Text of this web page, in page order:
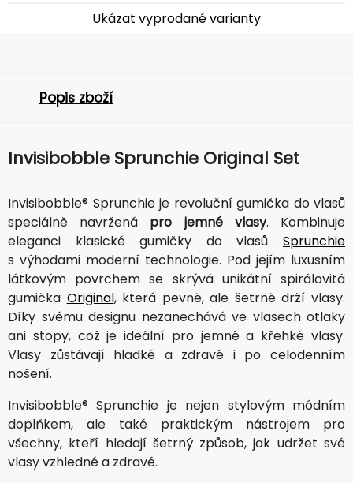
Ukázat vyprodané varianty
Popis zboží
Invisibobble Sprunchie Original Set
Invisibobble® Sprunchie je revoluční gumička do vlasů
speciálně navržená pro jemné vlasy. Kombinuje
eleganci klasické gumičky do vlasů Sprunchie
s výhodami moderní technologie. Pod jejím luxusním
látkovým povrchem se skrývá unikátní spirálovitá
gumička Original, která pevně, ale šetrně drží vlasy.
Díky svému designu nezanechává ve vlasech otlaky
ani stopy, což je ideální pro jemné a křehké vlasy.
Vlasy zůstávají hladké a zdravé i po celodenním
nošení.
Invisibobble® Sprunchie je nejen stylovým módním
doplňkem, ale také praktickým nástrojem pro
všechny, kteří hledají šetrný způsob, jak udržet své
vlasy vzhledné a zdravé.